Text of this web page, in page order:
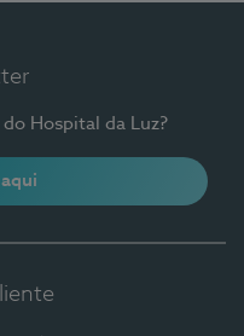
Hospital da Luz?